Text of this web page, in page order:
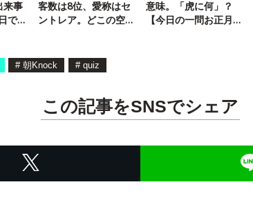
来事
で
客数は8位、愛称はセ
ントレア。どこの空
意味。「虎に何」？
【今日の一問お正月
# 朝Knock # quiz
この記事をSNSでシェア